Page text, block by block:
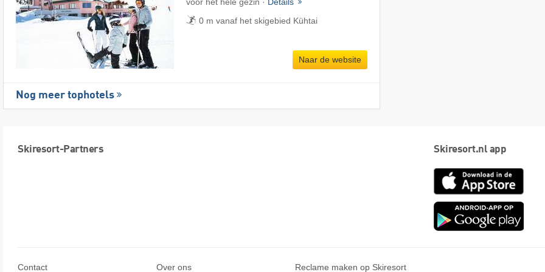
0 m vanaf het skigebied Kühtai
Naar de website
Nog meer tophotels
Skiresort-Partners Skiresort.nl app
App
Contact Over ons Reclame maken op Skiresort